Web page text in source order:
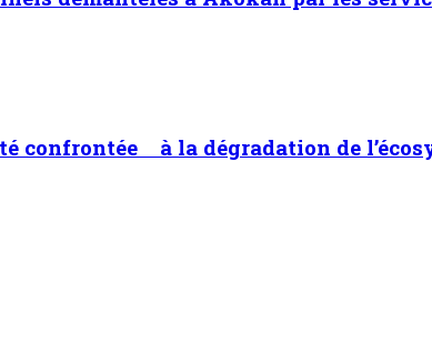
confrontée à la dégradation de